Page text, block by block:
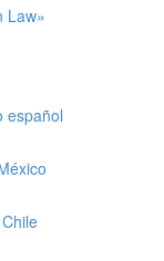
Law»
español